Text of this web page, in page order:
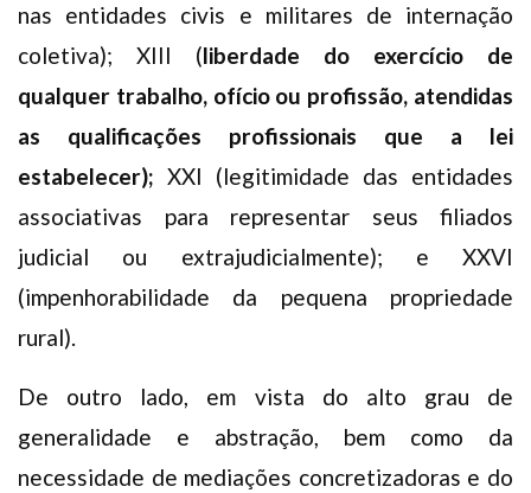
nas entidades civis e militares de internação
coletiva); XIII (liberdade do exercício de
qualquer trabalho, ofício ou profissão, atendidas
as qualificações profissionais que a lei
estabelecer); XXI (legitimidade das entidades
associativas para representar seus filiados
judicial ou extrajudicialmente); e XXVI
(impenhorabilidade da pequena propriedade
rural).
De outro lado, em vista do alto grau de
generalidade e abstração, bem como da
necessidade de mediações concretizadoras e do